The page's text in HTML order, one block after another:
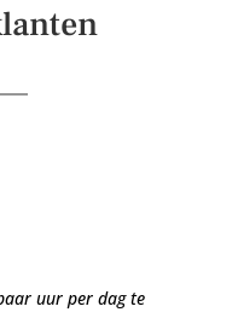
uur per dag te